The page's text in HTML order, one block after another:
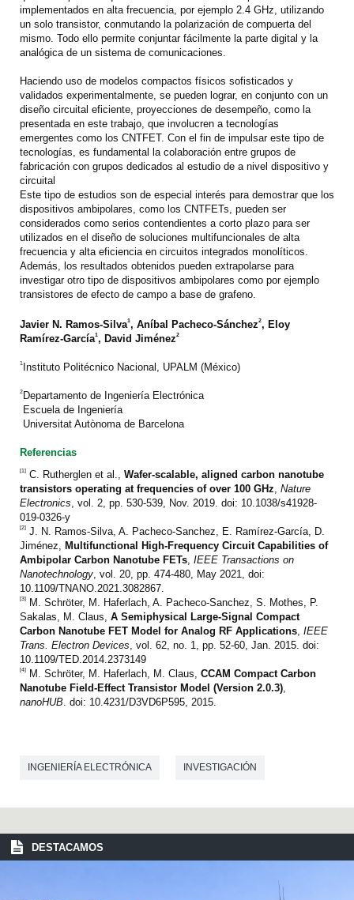
implementados en alta frecuencia, por ejemplo 2.4 GHz, utilizando
un solo transistor, conmutando la polarización de compuerta del
mismo. Todo ello permite conjuntar fácilmente la parte digital y la
analógica de un sistema de comunicaciones.
Haciendo uso de modelos compactos físicos sofisticados y
validados experimentalmente, se pueden lograr, en conjunto con un
diseño circuital eficiente, proyecciones de desempeño, como la
presentada en este trabajo, que involucren a tecnologías
emergentes como los CNTFET. Con el fin de impulsar este tipo de
tecnologías, es fundamental la colaboración entre grupos de
fabricación con grupos dedicados al estudio de a nivel dispositivo y
circuital
Este tipo de estudios son de especial interés para demostrar que los
dispositivos ambipolares, como los CNTFETs, pueden ser
considerados como serios contendientes a corto plazo para ser
utilizados en el diseño de soluciones multifuncionales de alta
frecuencia y alta eficiencia en circuitos integrados monolíticos.
Además, los resultados obtenidos pueden extrapolarse para
investigar otro tipo de dispositivos ambipolares como por ejemplo
transistores de efecto de campo a base de grafeno.
Javier N. Ramos-Silva1 , Aníbal Pacheco-Sánchez2, Eloy
Ramírez-García1 , David Jiménez2
1 Instituto Politécnico Nacional, UPALM (México)
2 Departamento de Ingeniería Electrónica
Escuela de Ingeniería
Universitat Autònoma de Barcelona
Referencias
[1] C. Rutherglen et al., Wafer-scalable, aligned carbon nanotube
transistors operating at frequencies of over 100 GHz, Nature
Electronics, vol. 2, pp. 530-539, Nov. 2019. doi: 10.1038/s41928-
019-0326-y
[2] J. N. Ramos-Silva, A. Pacheco-Sanchez, E. Ramírez-García, D.
Jiménez, Multifunctional High-Frequency Circuit Capabilities of
Ambipolar Carbon Nanotube FETs, IEEE Transactions on
Nanotechnology, vol. 20, pp. 474-480, May 2021, doi:
10.1109/TNANO.2021.3082867.
[3]
M. Schröter, M. Haferlach, A. Pacheco-Sanchez, S. Mothes, P.
Sakalas, M. Claus, A Semiphysical Large-Signal Compact
Carbon Nanotube FET Model for Analog RF Applications, IEEE
Trans. Electron Devices, vol. 62, no. 1, pp. 52-60, Jan. 2015. doi:
10.1109/TED.2014.2373149
[4] M. Schröter, M. Haferlach, M. Claus, CCAM Compact Carbon
Nanotube Field-Effect Transistor Model (Version 2.0.3),
nanoHUB. doi: 10.4231/D3VD6P595, 2015.
INGENIERÍA ELECTRÓNICA INVESTIGACIÓN
DESTACAMOS